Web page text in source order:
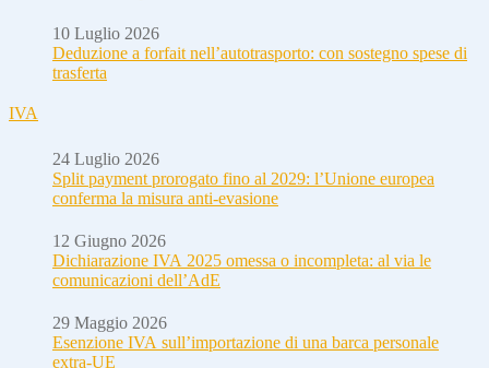
10 Luglio 2026
Deduzione a forfait nell’autotrasporto: con sostegno spese di
trasferta
IVA
24 Luglio 2026
Split payment prorogato fino al 2029: l’Unione europea
conferma la misura anti-evasione
12 Giugno 2026
Dichiarazione IVA 2025 omessa o incompleta: al via le
comunicazioni dell’AdE
29 Maggio 2026
Esenzione IVA sull’importazione di una barca personale
extra-UE